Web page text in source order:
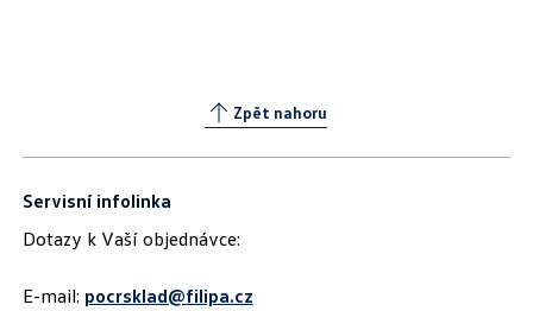
Zpět nahoru
Servisní infolinka
Dotazy k Vaší objednávce:
E-mail: pocrsklad@filipa.cz